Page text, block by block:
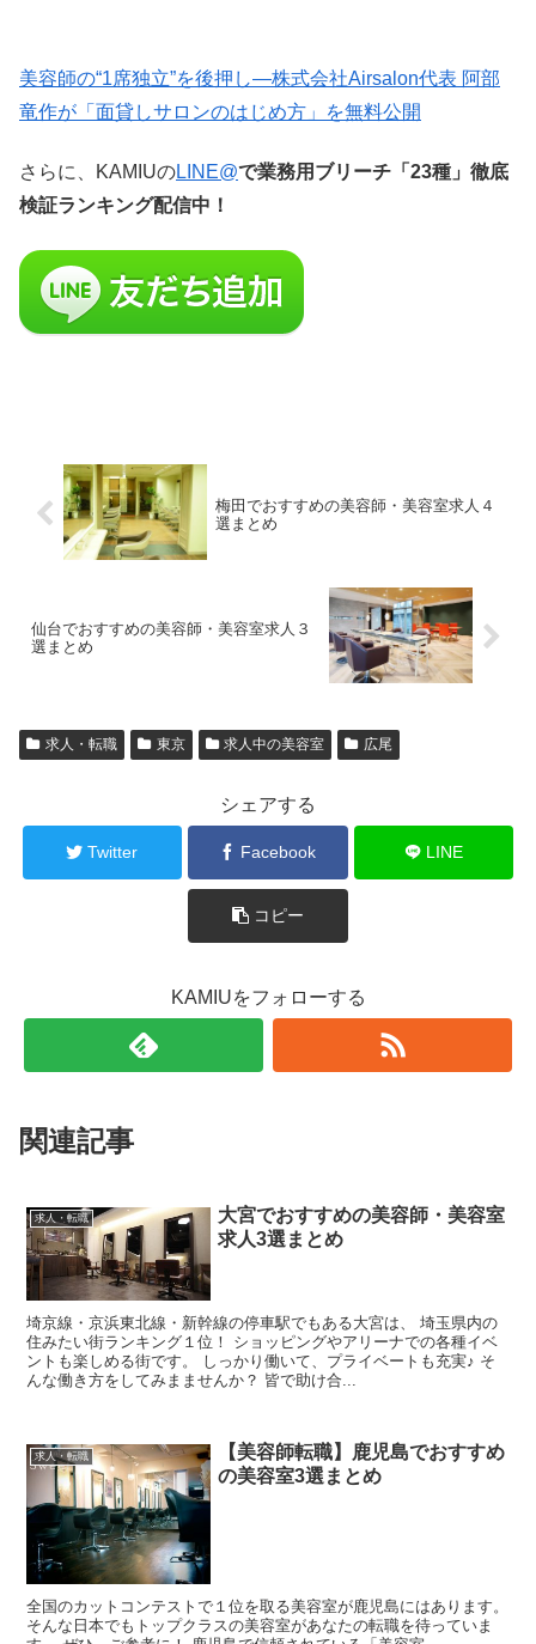
美容師の“1席独立”を後押し—株式会社Airsalon代表 阿部
竜作が「面貸しサロンのはじめ方」を無料公開
さらに、KAMIUのLINE@で業務用ブリーチ「23種」徹底
検証ランキング配信中！
梅田でおすすめの美容師・美容室求人４
選まとめ
仙台でおすすめの美容師・美容室求人３
選まとめ
求人・転職 東京 求人中の美容室 広尾
シェアする
Twitter Facebook LINE
コピー
KAMIUをフォローする
関連記事
求人・転職
大宮でおすすめの美容師・美容室
求人3選まとめ
埼京線・京浜東北線・新幹線の停車駅でもある大宮は、 埼玉県内の
住みたい街ランキング１位！ ショッピングやアリーナでの各種イベ
ントも楽しめる街です。 しっかり働いて、プライベートも充実♪ そ
んな働き方をしてみまませんか？ 皆で助け合...
求人・転職
【美容師転職】鹿児島でおすすめ
の美容室3選まとめ
全国のカットコンテストで１位を取る美容室が鹿児島にはあります。
そんな日本でもトップクラスの美容室があなたの転職を待っていま